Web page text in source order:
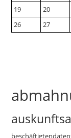
19
20
26
27